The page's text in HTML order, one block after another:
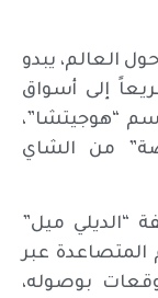
العالم، يبدو
إلى أسواق
“هوجيتشا”،
من الشاي
ميل”
المتصاعدة عبر
بوصوله،